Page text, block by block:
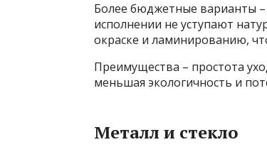
Более бюджетные варианты
исполнении не уступают
окраске и ламинированию,
Преимущества – простота
меньшая экологичность и
Металл и стекло